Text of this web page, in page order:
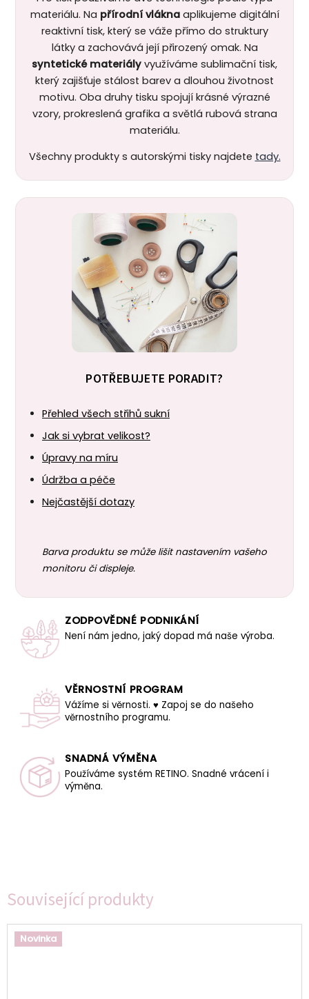
Související produkty
Novinka
materiálu. Na přírodní vláknaaplikujeme digitální
reaktivní tisk, který se váže přímo do struktury
látky a zachovává její přirozený omak. Na
syntetické materiály využíváme sublimační tisk,
který zajišťuje stálost barev a dlouhou životnost
motivu. Oba druhy tisku spojují krásné výrazné
vzory, prokreslená grafika a světlá rubová strana
materiálu.
Všechny produkty s autorskými tisky najdete tady.
POTŘEBUJETE PORADIT?
Přehled všech střihů sukní
Jak si vybrat velikost?
Úpravy na míru
Údržba a péče
Nejčastější dotazy
Barva produktu se může lišit nastavením vašeho
monitoru či displeje.
ZODPOVĚDNÉ PODNIKÁNÍ
Není nám jedno, jaký dopad má naše výroba.
VĚRNOSTNÍ PROGRAM
Vážíme si věrnosti. ♥ Zapoj se do našeho
věrnostního programu.
SNADNÁ VÝMĚNA
Používáme systém RETINO. Snadné vrácení i
výměna.